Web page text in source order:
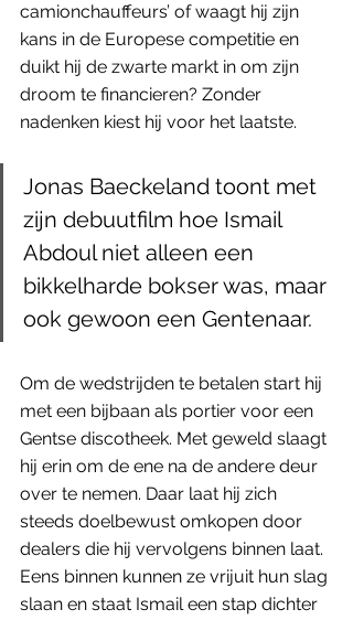
camionchauffeurs’ of waagt hij zijn
kans in de Europese competitie en
duikt hij de zwarte markt in om zijn
droom te financieren? Zonder
nadenken kiest hij voor het laatste.
Jonas Baeckeland toont met
zijn debuutfilm hoe Ismail
Abdoul niet alleen een
bikkelharde bokser was, maar
ook gewoon een Gentenaar.
Om de wedstrijden te betalen start hij
met een bijbaan als portier voor een
Gentse discotheek. Met geweld slaagt
hij erin om de ene na de andere deur
over te nemen. Daar laat hij zich
steeds doelbewust omkopen door
dealers die hij vervolgens binnen laat.
Eens binnen kunnen ze vrijuit hun slag
slaan en staat Ismail een stap dichter